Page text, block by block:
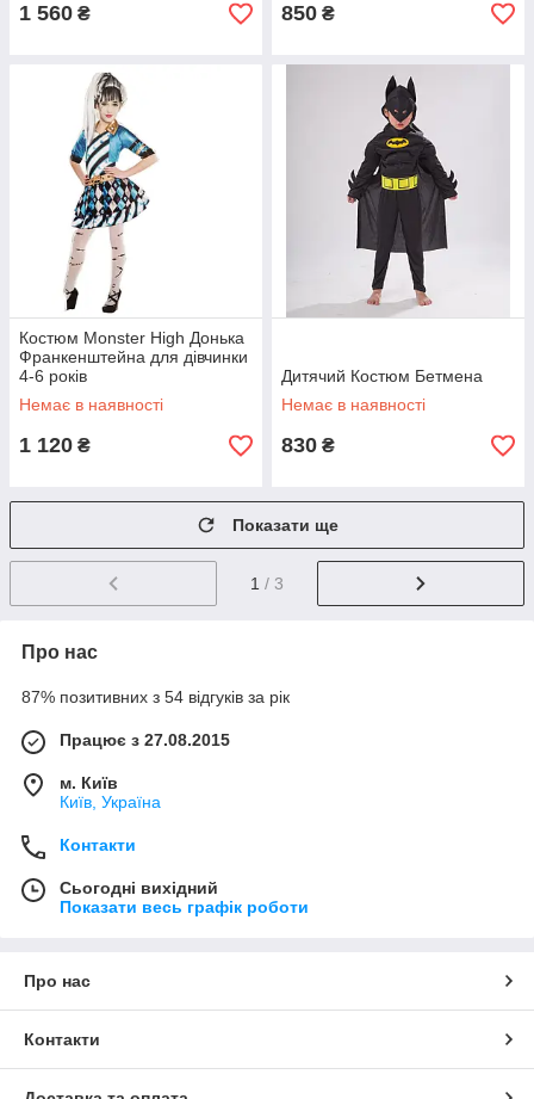
1 560 ₴ 850 ₴
Костюм Monster High Донька
Франкенштейна для дівчинки
4-6 років
Немає в наявності
1 120 ₴
Дитячий Костюм Бетмена
Немає в наявності
830 ₴
Показати ще
1 / 3
Про нас
87% позитивних з 54 відгуків за рік
Працює з 27.08.2015
м. Київ
Київ, Україна
Контакти
Сьогодні вихідний
Показати весь графік роботи
Про нас
Контакти